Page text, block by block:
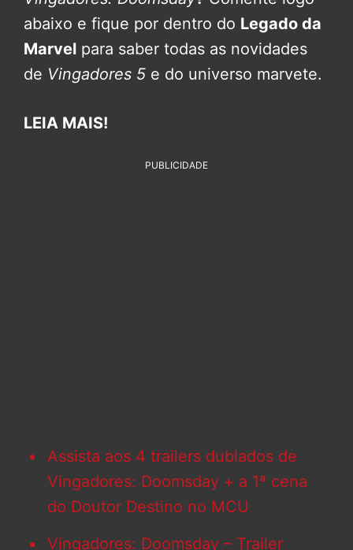
abaixo e fique por dentro do Legado da
Marvel para saber todas as novidades
de Vingadores 5 e do universo marvete.
LEIA MAIS!
PUBLICIDADE
Assista aos 4 trailers dublados de
Vingadores: Doomsday + a 1ª cena
do Doutor Destino no MCU
Vingadores: Doomsday – Trailer